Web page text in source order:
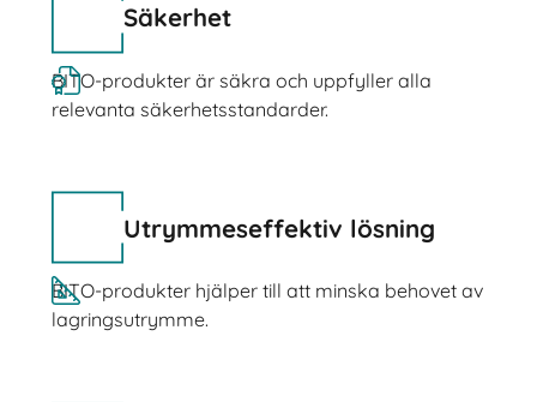
Säkerhet
BITO-produkter är säkra och uppfyller alla
relevanta säkerhetsstandarder.
Utrymmeseffektiv lösning
BITO-produkter hjälper till att minska behovet av
lagringsutrymme.